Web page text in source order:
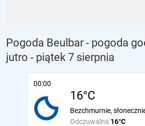
Pogoda Beulbar - pogoda
jutro - piątek 7 sierpnia
00:00
16°C
Odczuwalna 16°C
Bezchmurnie,